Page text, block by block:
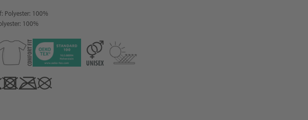
Polyester: 100%
100%